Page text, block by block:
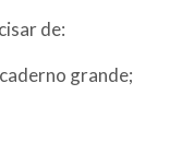
de:
grande;